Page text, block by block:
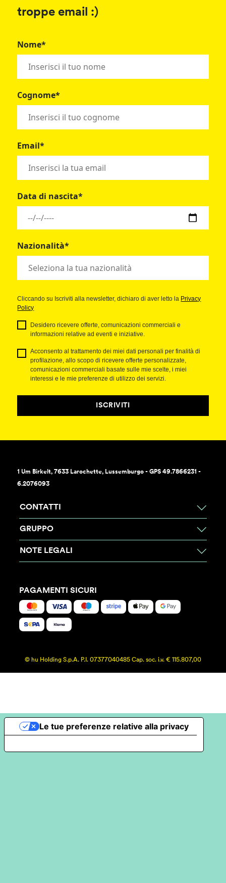
troppe email :)
Nome*
Cognome*
Email*
Data di nascita*
Nazionalità*
Cliccando su Iscriviti alla newsletter, dichiaro di aver letto la Privacy
Policy
Desidero ricevere offerte, comunicazioni commerciali e
informazioni relative ad eventi e iniziative.
Acconsento al trattamento dei miei dati personali per finalità di
profilazione, allo scopo di ricevere offerte personalizzate,
comunicazioni commerciali basate sulle mie scelte, i miei
interessi e le mie preferenze di utilizzo dei servizi.
ISCRIVITI
1 Um Birkelt, 7633 Larochette, Lussemburgo - GPS 49.7866231 -
6.2076093
CONTATTI
GRUPPO
NOTE LEGALI
PAGAMENTI SICURI
© hu Holding S.p.A. P.I. 07377040485 Cap. soc. i.v. € 115.807,00
Le tue preferenze relative alla privacy